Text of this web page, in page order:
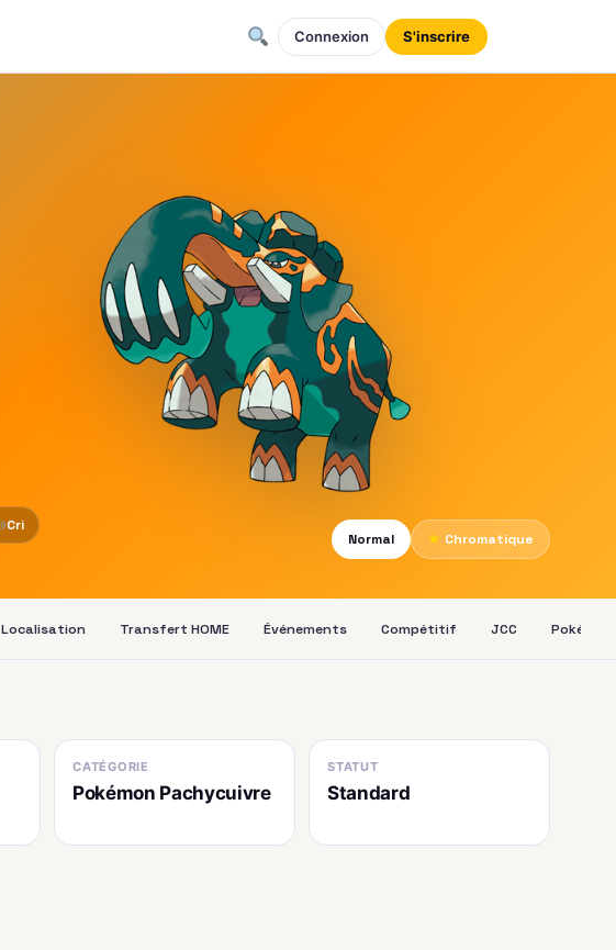
Connexion S'inscrire
Cri
Normal
★ Chromatique
Localisation Transfert HOME Événements Compétitif JCC Pokédex
CATÉGORIE
Pokémon Pachycuivre
STATUT
Standard